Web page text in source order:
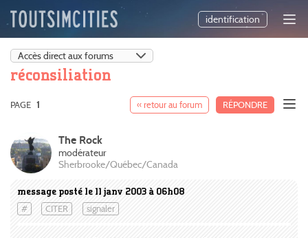
identification
réconsiliation
« retour au forum RÉPONDRE
PAGE 1
message posté le 11 janv 2003 à 06h08
# CITER signaler
The Rock
modérateur
Sherbrooke/Québec/Canada